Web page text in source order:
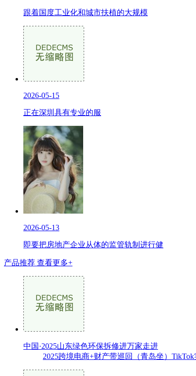
跟着国度工业化和城市扶植的大规模
2026-05-15
正在深圳具有专业的服
2026-05-13
即要把房地产企业从体的监管轨制进行健
产品推荐 查看更多+
中国·2025山东绿色环保拆修进万家走进
2025跨境电商+财产带巡回（青岛坐）